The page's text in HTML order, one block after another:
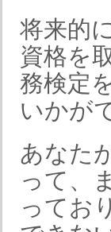
将来的
資格を
務検定
いかが
あなた
って、
ってお